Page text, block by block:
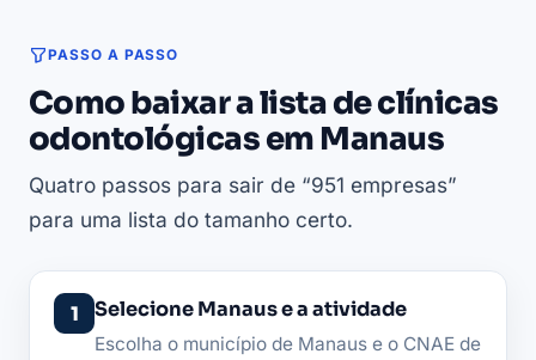
PASSO A PASSO
Como baixar a lista de clínicas
odontológicas em Manaus
Quatro passos para sair de “951 empresas”
para uma lista do tamanho certo.
Selecione Manaus e a atividade
Escolha o município de Manaus e o CNAE de